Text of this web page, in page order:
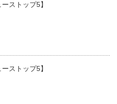
ーストップ5】
ーストップ5】